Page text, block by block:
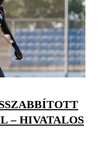
– HIVATALOS